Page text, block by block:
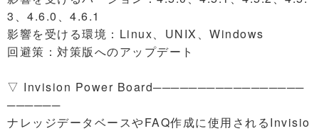
3、4.6.0、4.6.1
影響を受ける環境：Linux、UNIX、Windows
回避策：対策版へのアップデート
▽ Invision Power Board─────────────────
──────
ナレッジデータベースやFAQ作成に使用されるInvisio